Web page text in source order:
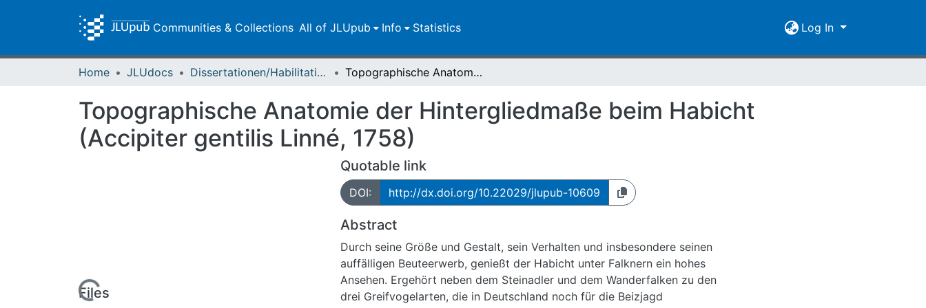
Communities & Collections All of JLUpub Info Statistics Log In
Home JLUdocs Dissertationen/Habilitationen Topographische Anatomie der Hintergliedmaße beim Habicht (Accipiter gentilis Linné, 1758)
Topographische Anatomie der Hintergliedmaße beim Habicht
(Accipiter gentilis Linné, 1758)
Files
Quotable link
DOI: http://dx.doi.org/10.22029/jlupub-10609
Abstract
Durch seine Größe und Gestalt, sein Verhalten und insbesondere seinen
auffälligen Beuteerwerb, genießt der Habicht unter Falknern ein hohes
Ansehen. Ergehört neben dem Steinadler und dem Wanderfalken zu den
drei Greifvogelarten, die in Deutschland noch für die Beizjagd